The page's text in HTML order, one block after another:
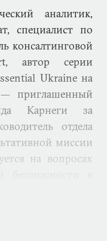
аналитик,
специалист по
консалтинговой
автор серии
Ukraine на
приглашенный
Карнеги за
отдела
миссии
на вопросах